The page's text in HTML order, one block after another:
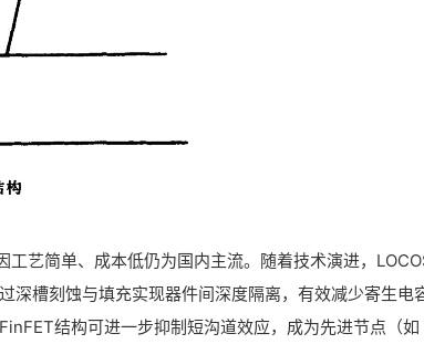
艺简单、成本低仍为国内主流。随着技术演进，
深槽刻蚀与填充实现器件间深度隔离，有效减少寄生电
结构可进一步抑制短沟道效应，成为先进节点（如